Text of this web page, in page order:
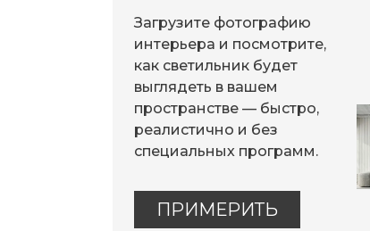
Загрузите фотографию
интерьера и посмотрите,
как светильник будет
выглядеть в вашем
пространстве — быстро,
реалистично и без
специальных программ.
ПРИМЕРИТЬ